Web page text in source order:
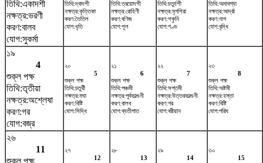
তিথি:একাদশী
নক্ষত্র:ভরণী
করণ:বালব
যোগ:সুকর্মা
তিথি:দ্বাদশী
নক্ষত্র:কৃত্তিকা
করণ:তৈতিল
যোগ:ধৃতি
তিথি:ত্রয়োদশী
নক্ষত্র:রোহিণী
করণ:বণিজ
যোগ:শূল
তিথি:চতুর্দশী
নক্ষত্র:মৃগশিরা
করণ:শকুনি
যোগ:গণ্ড
তিথি:অমাবশ্যা
নক্ষত্র:আর্দ্রা
করণ:নাগ
যোগ:বৃদ্ধি
১৯
4
শুক্ল পক্ষ
তিথি:তৃতীয়া
নক্ষত্র:অশ্লেষা
করণ:গর
যোগ:বজ্র
২০
5
শুক্ল পক্ষ
তিথি:চতুর্থী
নক্ষত্র:মঘা
করণ:বিষ্টি
যোগ:সিদ্ধি
২১
6
শুক্ল পক্ষ
তিথি:পঞ্চমী
নক্ষত্র:পূর্বফাল্গুনী
করণ:বালব
যোগ:ব্যতীপাত
২২
7
শুক্ল পক্ষ
তিথি:সপ্তমী
নক্ষত্র:উত্তরফাল্গুনী
করণ:গর
যোগ:বরীয়ান
২৩
8
শুক্ল পক্ষ
তিথি:অষ্টমী
নক্ষত্র:হস্তা
করণ:বিষ্টি
যোগ:পরিঘ
২৬
11
২৭
12
২৮
13
২৯
14
৩০
15